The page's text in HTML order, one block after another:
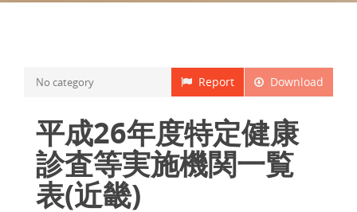
Download
Report
No category
平成26年度特定健康
診査等実施機関一覧
表(近畿)